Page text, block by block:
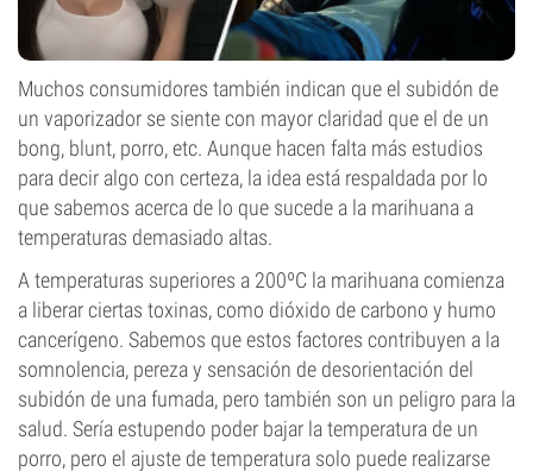
Muchos consumidores también indican que el subidón de
un vaporizador se siente con mayor claridad que el de un
bong, blunt, porro, etc. Aunque hacen falta más estudios
para decir algo con certeza, la idea está respaldada por lo
que sabemos acerca de lo que sucede a la marihuana a
temperaturas demasiado altas.
A temperaturas superiores a 200ºC la marihuana comienza
a liberar ciertas toxinas, como dióxido de carbono y humo
cancerígeno. Sabemos que estos factores contribuyen a la
somnolencia, pereza y sensación de desorientación del
subidón de una fumada, pero también son un peligro para la
salud. Sería estupendo poder bajar la temperatura de un
porro, pero el ajuste de temperatura solo puede realizarse